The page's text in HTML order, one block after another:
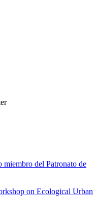
miembro del Patronato de
on Ecological Urban